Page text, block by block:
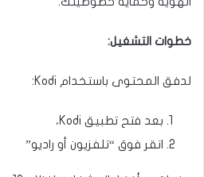
خطوات التشغيل:
لدفق المحتوى باستخدام Kodi:
بعد فتح تطبيق Kodi،
انقر فوق “تلفزيون أو راديو”